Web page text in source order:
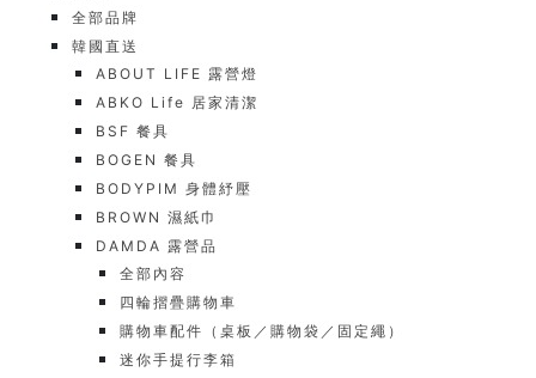
全部品牌
韓國直送
ABOUT LIFE 露營燈
ABKO Life 居家清潔
BSF 餐具
BOGEN 餐具
BODYPIM 身體紓壓
BROWN 濕紙巾
DAMDA 露營品
全部內容
四輪摺疊購物車
購物車配件（桌板／購物袋／固定繩）
迷你手提行李箱